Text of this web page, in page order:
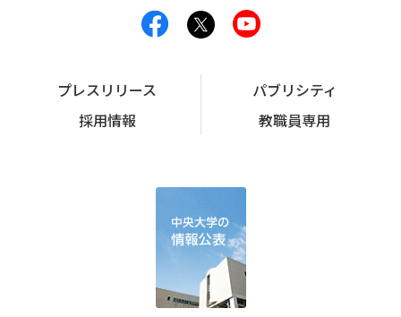
プレスリリース
パブリシティ
採用情報
教職員専用